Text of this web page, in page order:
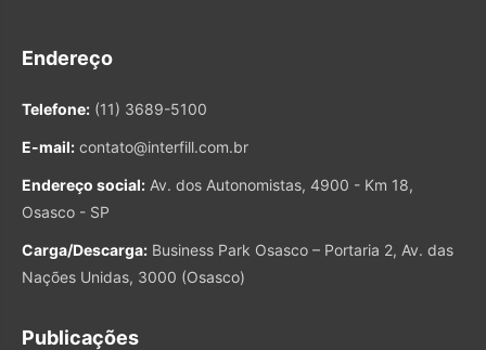
Endereço
Telefone: (11) 3689-5100
E-mail: contato@interfill.com.br
Endereço social: Av. dos Autonomistas, 4900 - Km 18,
Osasco - SP
Carga/Descarga: Business Park Osasco – Portaria 2, Av. das
Nações Unidas, 3000 (Osasco)
Publicações